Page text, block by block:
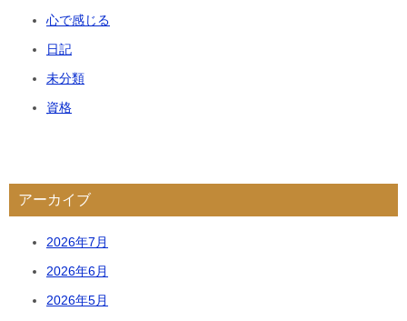
心で感じる
日記
未分類
資格
アーカイブ
2026年7月
2026年6月
2026年5月